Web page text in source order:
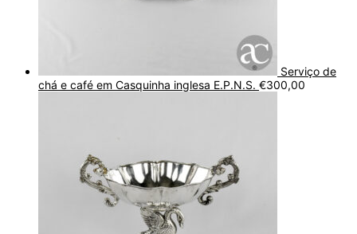
Serviço de
chá e café em Casquinha inglesa E.P.N.S. €300,00